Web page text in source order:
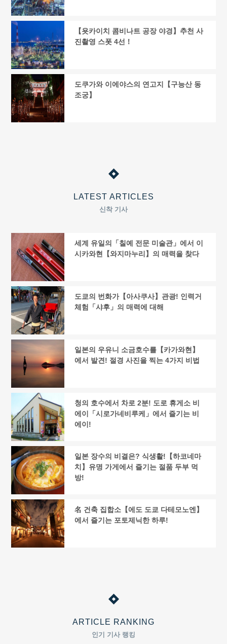
【욧카이치 콤비나트 공장 야경】추천 사
진촬영 스폿 4선！
도쿠가와 이에야스의 연고지【구능산 동
조궁】
LATEST ARTICLES
신착 기사
세계 유일의「칠예 전문 미술관」에서 이
시카와현【와지마누리】의 매력을 찾다
도쿄의 번화가【아사쿠사】관광! 인력거
체험「샤후」의 매력에 대해
일본의 우유니 소금호수를【카가와현】
에서 발견! 절경 사진을 찍는 4가지 비법
청의 호수에서 차로 2분! 도로 휴게소 비
에이「시로가네비루케」에서 즐기는 비
에이!
일본 장수의 비결은? 식생활!【하코네마
치】유명 가게에서 즐기는 절품 두부 먹
방!
名 건축 집합소【에도 도쿄 다테모노엔】
에서 즐기는 포토제닉한 하루!
ARTICLE RANKING
인기 기사 랭킹